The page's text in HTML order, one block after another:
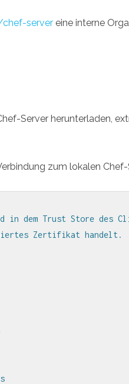
server eine interne
Server herunterladen,
zum lokalen
in dem Trust Store des
Zertifikat handelt.